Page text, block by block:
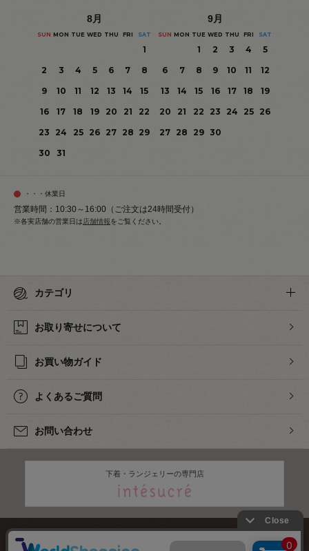
8月
SUN MON TUE WED THU FRI SAT
1
2
3 4 5 6 7
8
9
10 11 12 13 14
15
16
17 18 19 20 21
22
23
24 25 26 27 28 29
30
31
9月
SUN MON TUE WED THU FRI SAT
1 2 3 4
5
6
7 8 9 10 11
12
13
14 15 16 17 18
19
20
21 22 23 24 25
26
27 28 29 30
・・・休業日
営業時間：10:30～16:00（ご注文は24時間受付）
※各実店舗の営業日は 店舗情報をご覧ください。
カテゴリ
お取り寄せについて
お買い物ガイド
よくあるご質問
お問い合わせ
下着・ランジェリーの専門店
会社概要 採用情報